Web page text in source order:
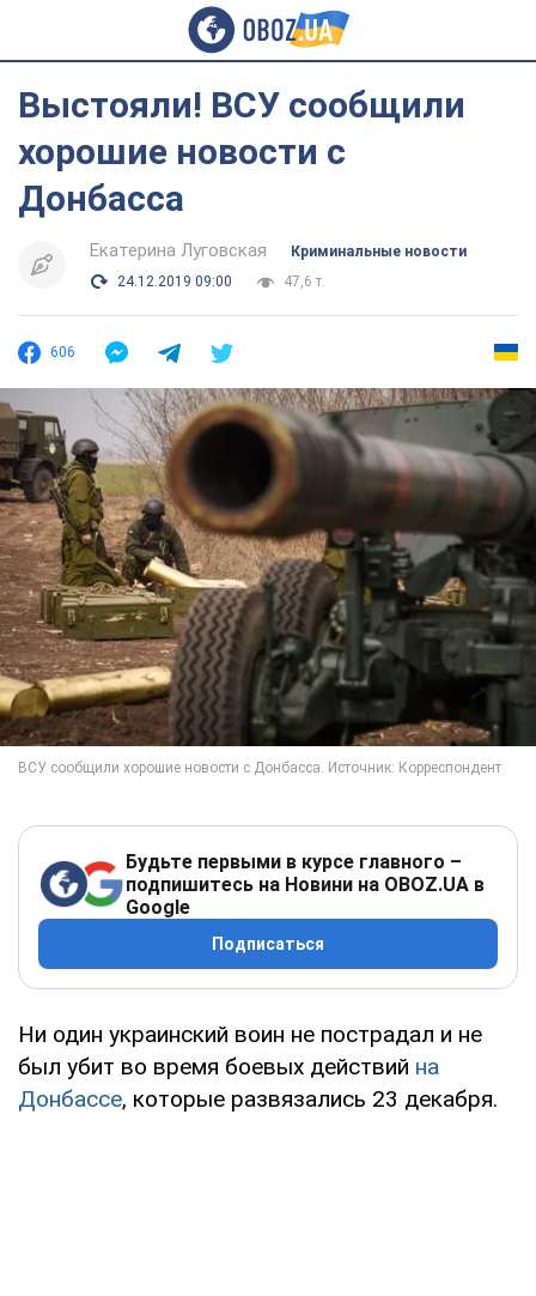
Выстояли! ВСУ сообщили
хорошие новости с
Донбасса
Екатерина Луговская
Криминальные новости
24.12.2019 09:00
47,6 т.
606
Будьте первыми в курсе главного –
подпишитесь на Новини на OBOZ.UA в
Google
Подписаться
Ни один украинский воин не пострадал и не
был убит во время боевых действий на
Донбассе, которые развязались 23 декабря.